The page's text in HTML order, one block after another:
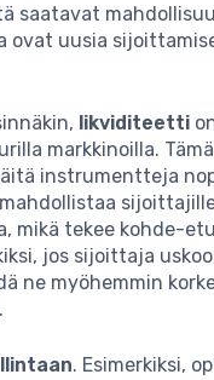
saatavat
ovat uusia
likviditeetti
markkinoilla. Tämä
instrumentteja
mahdollistaa
mikä tekee kohde-
jos sijoittaja
ne myöhemmin
. Esimerkiksi,